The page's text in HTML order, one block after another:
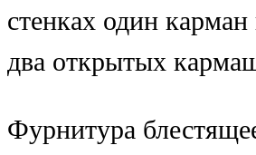
стенках один
два открытых
Фурнитура